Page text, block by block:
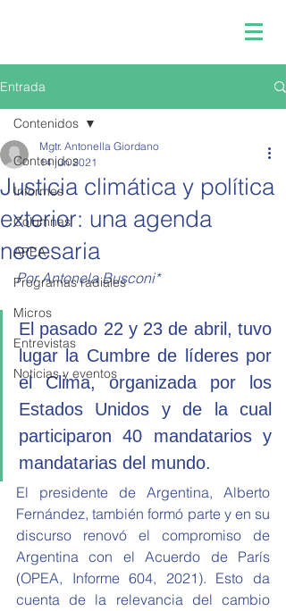
Entrada
Contenidos
Informes
Columnas
APEA
Programas radiales
Micros
Entrevistas
Noticias y eventos
Contenidos
Justicia climática y política
exterior: una agenda
necesaria
Mgtr. Antonella Giordano
14 jun 2021
Por Antonela Busconi*
El pasado 22 y 23 de abril, tuvo
lugar la Cumbre de líderes por
el Clima, organizada por los
Estados Unidos y de la cual
participaron 40 mandatarios y
mandatarias del mundo.
El presidente de Argentina, Alberto
Fernández, también formó parte y en su
discurso renovó el compromiso de
Argentina con el Acuerdo de París
(OPEA, Informe 604, 2021). Esto da
cuenta de la relevancia del cambio